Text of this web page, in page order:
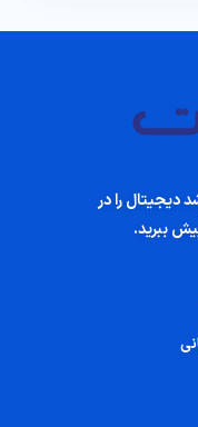
دیجیتال را در
ببرید.